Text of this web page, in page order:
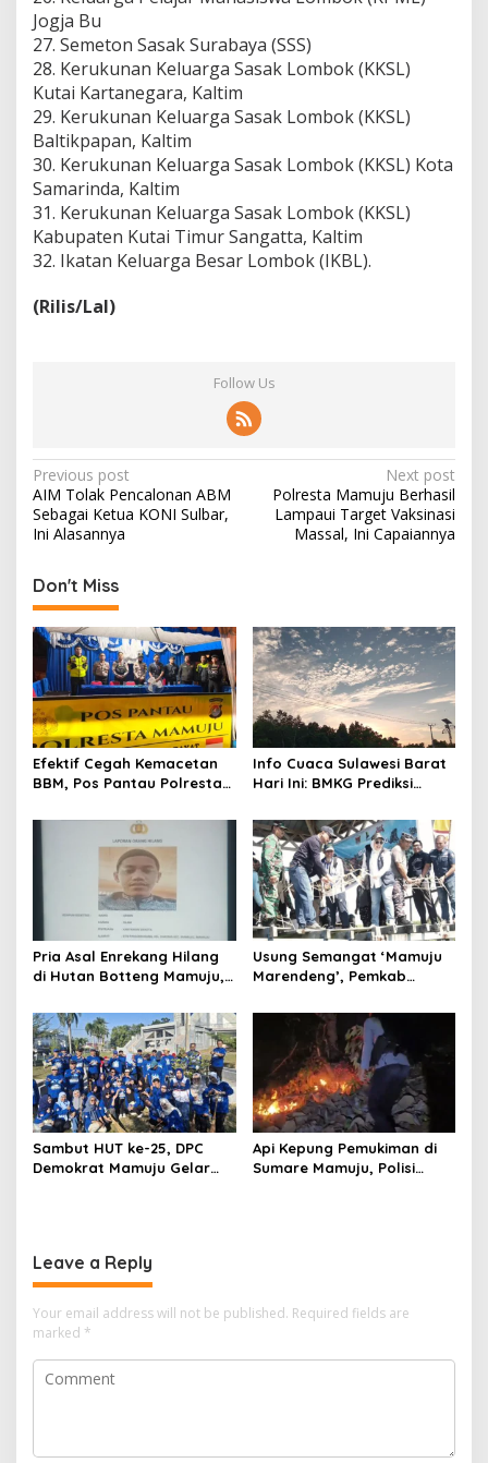
Jogja Bu
27. Semeton Sasak Surabaya (SSS)
28. Kerukunan Keluarga Sasak Lombok (KKSL)
Kutai Kartanegara, Kaltim
29. Kerukunan Keluarga Sasak Lombok (KKSL)
Baltikpapan, Kaltim
30. Kerukunan Keluarga Sasak Lombok (KKSL) Kota
Samarinda, Kaltim
31. Kerukunan Keluarga Sasak Lombok (KKSL)
Kabupaten Kutai Timur Sangatta, Kaltim
32. Ikatan Keluarga Besar Lombok (IKBL).
(Rilis/Lal)
Follow Us
P
o
s
t
n
a
v
i
g
a
t
i
o
n
Previous post
AIM Tolak Pencalonan ABM
Sebagai Ketua KONI Sulbar,
Ini Alasannya
Next post
Polresta Mamuju Berhasil
Lampaui Target Vaksinasi
Massal, Ini Capaiannya
Don't Miss
Efektif Cegah Kemacetan
BBM, Pos Pantau Polresta
SPBU Kali Mamuju
Info Cuaca Sulawesi Barat
Hari Ini: BMKG Prediksi
Pria Asal Enrekang Hilang
di Hutan Botteng Mamuju,
Kelaparan ke Istri
Usung Semangat ‘Mamuju
Marendeng’, Pemkab
Laut Lewat 213 Fragmen
Sambut HUT ke-25, DPC
Demokrat Mamuju Gelar
Api Kepung Pemukiman di
Sumare Mamuju, Polisi
Leave a Reply
Your email address will not be published. Required fields are
marked *